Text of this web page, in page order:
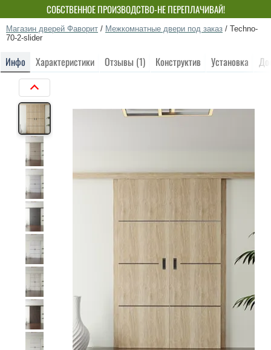
СОБСТВЕННОЕ ПРОИЗВОДСТВО-НЕ ПЕРЕПЛАЧИВАЙ!
Магазин дверей Фаворит / Межкомнатные двери под заказ / Techno-
70-2-slider
Инфо Характеристики Отзывы (1) Конструктив Установка